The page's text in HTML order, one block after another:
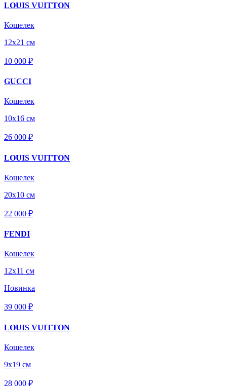
LOUIS VUITTON
Кошелек
12х21 см
10 000 ₽
GUCCI
Кошелек
10х16 см
26 000 ₽
LOUIS VUITTON
Кошелек
20х10 см
22 000 ₽
FENDI
Кошелек
12х11 см
Новинка
39 000 ₽
LOUIS VUITTON
Кошелек
9х19 см
28 000 ₽